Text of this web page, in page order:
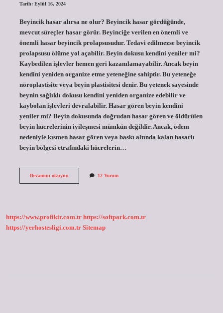
Tarih: Eylül 16, 2024
Beyincik hasar alırsa ne olur? Beyincik hasar gördüğünde,
mevcut süreçler hasar görür. Beyinciğe verilen en önemli ve
önemli hasar beyincik prolapsusudur. Tedavi edilmezse beyincik
prolapsusu ölüme yol açabilir. Beyin dokusu kendini yeniler mi?
Kaybedilen işlevler hemen geri kazanılamayabilir. Ancak beyin
kendini yeniden organize etme yeteneğine sahiptir. Bu yeteneğe
nöroplastisite veya beyin plastisitesi denir. Bu yetenek sayesinde
beynin sağlıklı dokusu kendini yeniden organize edebilir ve
kaybolan işlevleri devralabilir. Hasar gören beyin kendini
yeniler mi? Beyin dokusunda doğrudan hasar gören ve öldürülen
beyin hücrelerinin iyileşmesi mümkün değildir. Ancak, ödem
nedeniyle kısmen hasar gören veya baskı altında kalan hasarlı
beyin bölgesi etrafındaki hücrelerin…
Devamını okuyunBeyincik
12 Yorum
https://www.profikir.com.tr https://softpark.com.tr
https://yerhostesligi.com.tr Sitemap